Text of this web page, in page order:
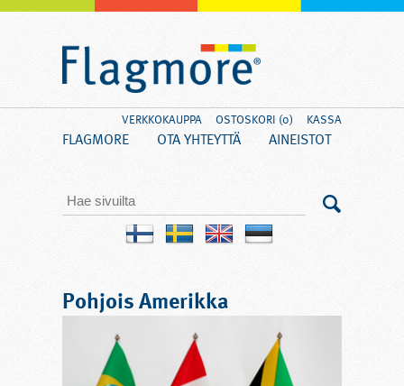
FLAGMORE OTA YHTEYTTÄ AINEISTOT
VERKKOKAUPPA OSTOSKORI (0) KASSA
Pohjois Amerikka